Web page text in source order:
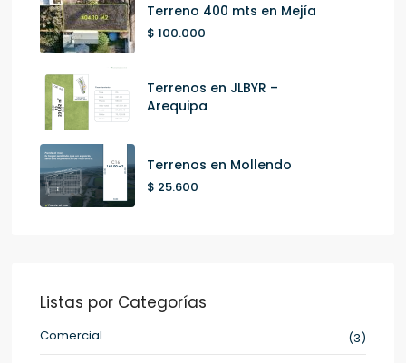
Terreno 400 mts en Mejía
$ 100.000
Terrenos en JLBYR –
Arequipa
Terrenos en Mollendo
$ 25.600
Listas por Categorías
Comercial
(3)